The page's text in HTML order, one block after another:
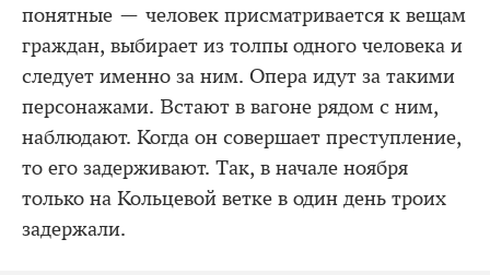
понятные — человек присматривается к вещам
граждан, выбирает из толпы одного человека и
следует именно за ним. Опера идут за такими
персонажами. Встают в вагоне рядом с ним,
наблюдают. Когда он совершает преступление,
то его задерживают. Так, в начале ноября
только на Кольцевой ветке в один день троих
задержали.